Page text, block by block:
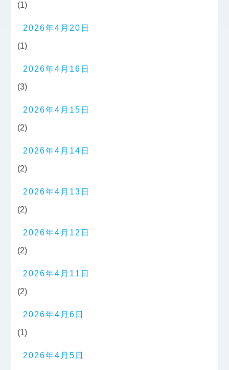
(1)
2026年4月20日
(1)
2026年4月16日
(3)
2026年4月15日
(2)
2026年4月14日
(2)
2026年4月13日
(2)
2026年4月12日
(2)
2026年4月11日
(2)
2026年4月6日
(1)
2026年4月5日